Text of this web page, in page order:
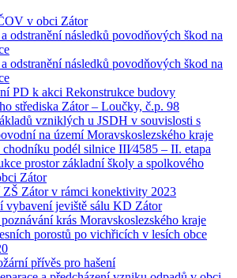
v obci Zátor
odstranění následků povodňových škod na
odstranění následků povodňových škod na
PD k akci Rekonstrukce budovy
střediska Zátor – Loučky, č.p. 98
vzniklých u JSDH v souvislosti s
na území Moravskoslezského kraje
podél silnice III⁄4585 – II. etapa
prostor základní školy a spolkového
Zátor
ZŠ Zátor v rámci konektivity 2023
vybavení jeviště sálu KD Zátor
krás Moravskoslezského kraje
porostů po vichřicích v lesích obce
přívěs pro hašení